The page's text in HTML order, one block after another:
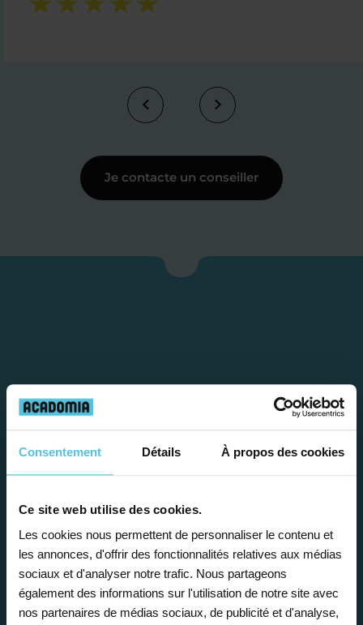
Consentement Détails À propos des cookies
Ce site web utilise des cookies.
Les cookies nous permettent de personnaliser le contenu et
les annonces, d'offrir des fonctionnalités relatives aux médias
sociaux et d'analyser notre trafic. Nous partageons
également des informations sur l'utilisation de notre site avec
nos partenaires de médias sociaux, de publicité et d'analyse,
Je contacte un conseiller
Étape 1
Je vous propose un
bilan personnalisé
Gratuite et sans engagement, une
première étape pour faire le point sur